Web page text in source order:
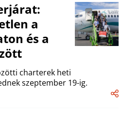
a
és a
charterek heti
szeptember 19-ig.